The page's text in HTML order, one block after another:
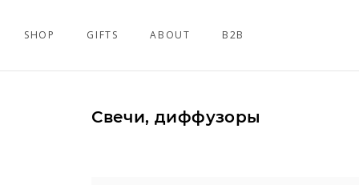
SHOP GIFTS ABOUT B2B
Свечи, диффузоры